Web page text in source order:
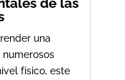
una
físico, este